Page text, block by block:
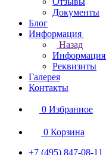
Документы
Блог
Информация
Назад
Информация
Реквизиты
Галерея
Контакты
0 Избранное
0 Корзина
+7 (495) 847-08-11